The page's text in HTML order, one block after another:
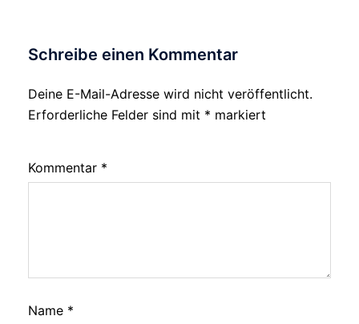
Schreibe einen Kommentar
Deine E-Mail-Adresse wird nicht veröffentlicht.
Erforderliche Felder sind mit * markiert
Kommentar *
Name *